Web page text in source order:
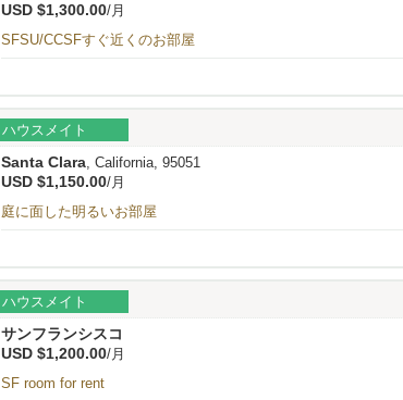
USD $1,300.00/月
SFSU/CCSFすぐ近くのお部屋
ハウスメイト
Santa Clara, California, 95051
USD $1,150.00/月
庭に面した明るいお部屋
ハウスメイト
サンフランシスコ
USD $1,200.00/月
SF room for rent